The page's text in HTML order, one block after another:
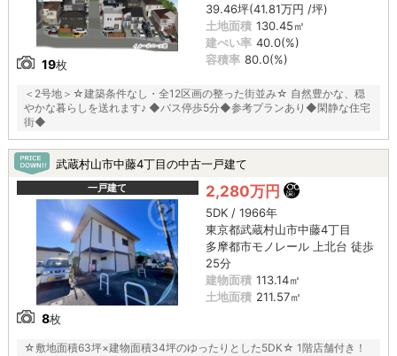
19枚
39.46坪(41.81万円 /坪)
土地面積 130.45㎡
建ぺい率 40.0(%)
容積率 80.0(%)
＜2号地＞☆建築条件なし・全12区画の整った街並み☆ 自然豊かな、穏
やかな暮らしを送れます♪ ◆バス停歩5分◆参考プランあり◆閑静な住宅
街◆
武蔵村山市中藤4丁目の中古一戸建て
一戸建て
8枚
2,280万円
5DK / 1966年
東京都武蔵村山市中藤4丁目
多摩都市モノレール 上北台 徒歩
25分
建物面積 113.14㎡
土地面積 211.57㎡
☆敷地面積63坪×建物面積34坪のゆったりとした5DK☆ 1階店舗付き！